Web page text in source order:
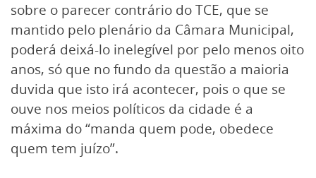
sobre o parecer contrário do TCE, que se
mantido pelo plenário da Câmara Municipal,
poderá deixá-lo inelegível por pelo menos oito
anos, só que no fundo da questão a maioria
duvida que isto irá acontecer, pois o que se
ouve nos meios políticos da cidade é a
máxima do “manda quem pode, obedece
quem tem juízo”.